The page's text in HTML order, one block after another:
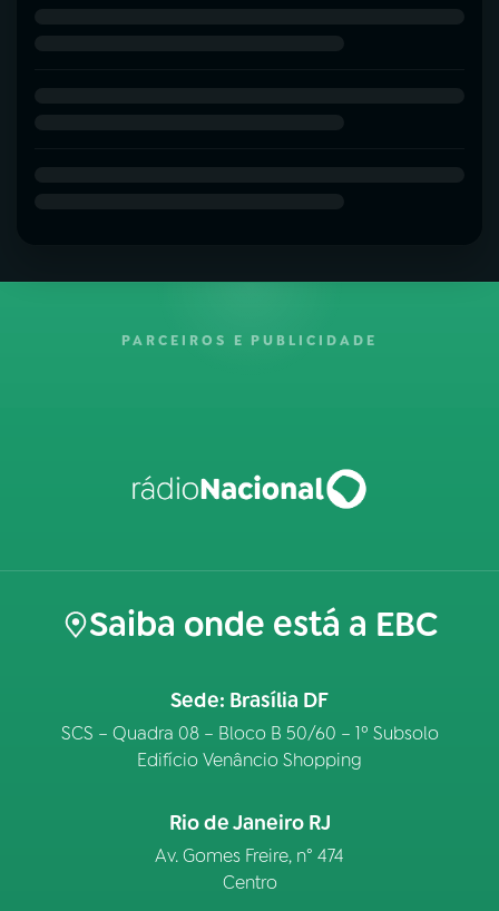
PARCEIROS E PUBLICIDADE
Saiba onde está a EBC
Sede: Brasília DF
SCS – Quadra 08 – Bloco B 50/60 – 1º Subsolo
Edifício Venâncio Shopping
Rio de Janeiro RJ
Av. Gomes Freire, n° 474
Centro